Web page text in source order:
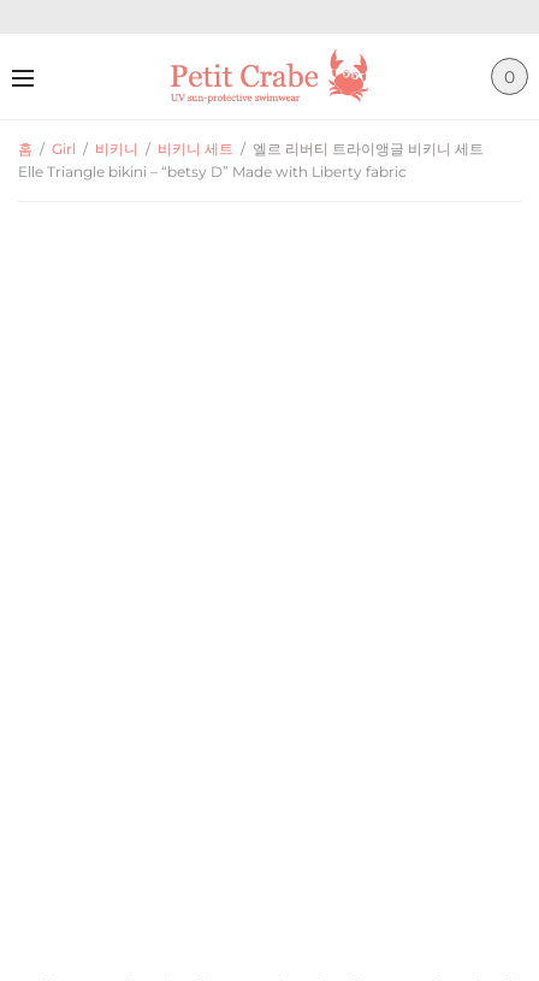
0
홈 / Girl / 비키니 / 비키니 세트 / 엘르 리버티 트라이앵글 비키니 세트
Elle Triangle bikini – “betsy D” Made with Liberty fabric